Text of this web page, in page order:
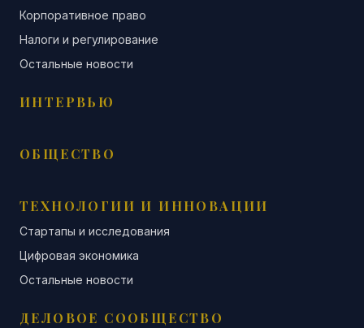
Корпоративное право
Налоги и регулирование
Остальные новости
ИНТЕРВЬЮ
ОБЩЕСТВО
ТЕХНОЛОГИИ И ИННОВАЦИИ
Стартапы и исследования
Цифровая экономика
Остальные новости
ДЕЛОВОЕ СООБЩЕСТВО